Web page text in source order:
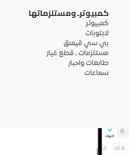
كمبيوترـ ومستلزماتها
كمبيوتر
لابتوبات
بي سي قيمنق
مستلزمات ـ قطع غيار
طابعات واحبار
سماعات